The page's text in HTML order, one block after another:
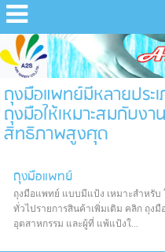
ถุงมือแพทย์มีหลายประ
ถุงมือให้เหมาะสมกับงา
สิทธิภาพสูงศุด
ถุงมือแพทย์
ถุงมือแพทย์ แบบมีแป้ง เหมาะสำหรับ
ทั่วไปรายการสินค้าเพิ่มเติม คลิก ถุง
อุตสาหกรรม และผู้ที่ แพ้แป้งใ...